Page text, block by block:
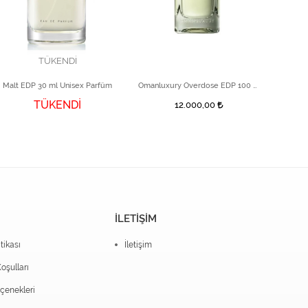
TÜKENDİ
Malt EDP 30 ml Unisex Parfüm
TÜKENDİ 12.000,00
İLETİŞİM
İletişim